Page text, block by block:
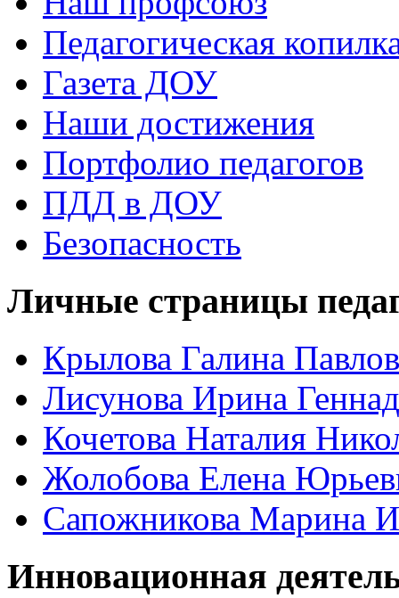
Педагогическая
Газета ДОУ
Наши достижения
Портфолио педагогов
ПДД в ДОУ
Безопасность
Личные страницы
Крылова Галина
Лисунова Ирина
Кочетова Наталия
Жолобова Елена
Сапожникова Марина
Инновационная